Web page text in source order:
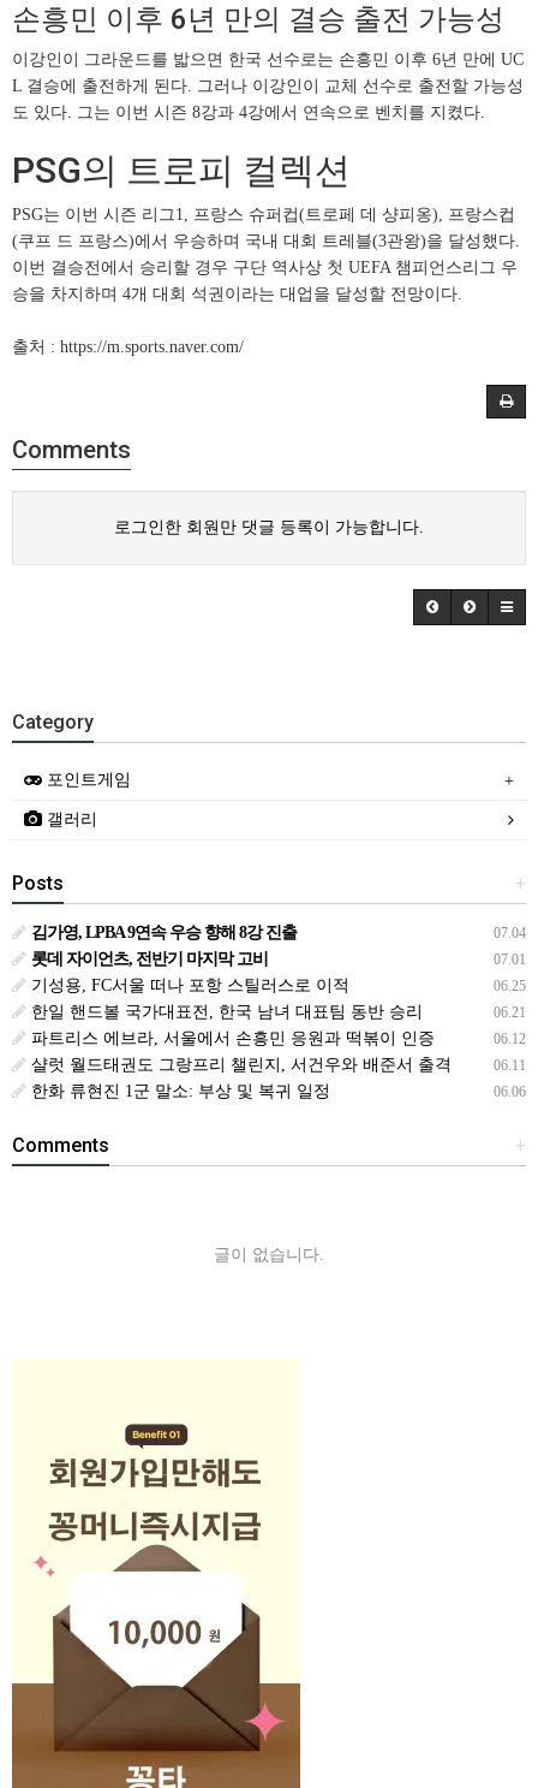
손흥민 이후 6년 만의 결승 출전 가능성
이강인이 그라운드를 밟으면 한국 선수로는 손흥민 이후 6년 만에 UC
L 결승에 출전하게 된다. 그러나 이강인이 교체 선수로 출전할 가능성
도 있다. 그는 이번 시즌 8강과 4강에서 연속으로 벤치를 지켰다.
PSG의 트로피 컬렉션
PSG는 이번 시즌 리그1, 프랑스 슈퍼컵(트로페 데 샹피옹), 프랑스컵
(쿠프 드 프랑스)에서 우승하며 국내 대회 트레블(3관왕)을 달성했다.
이번 결승전에서 승리할 경우 구단 역사상 첫 UEFA 챔피언스리그 우
승을 차지하며 4개 대회 석권이라는 대업을 달성할 전망이다.
출처 : https://m.sports.naver.com/
Comments
로그인한 회원만 댓글 등록이 가능합니다.
Category
포인트게임
갤러리
+
Posts
07.04
김가영, LPBA 9연속 우승 향해 8강 진출
07.01
롯데 자이언츠, 전반기 마지막 고비
06.25
기성용, FC서울 떠나 포항 스틸러스로 이적
06.21
한일 핸드볼 국가대표전, 한국 남녀 대표팀 동반 승리
06.12
파트리스 에브라, 서울에서 손흥민 응원과 떡볶이 인증
06.11
샬럿 월드태권도 그랑프리 챌린지, 서건우와 배준서 출격
06.06
한화 류현진 1군 말소: 부상 및 복귀 일정
+
Comments
글이 없습니다.